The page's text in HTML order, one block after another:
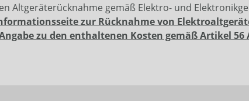
Altgeräterücknahme gemäß Elektro- und
zur Rücknahme von
zu den enthaltenen Kosten gemäß Artikel 56